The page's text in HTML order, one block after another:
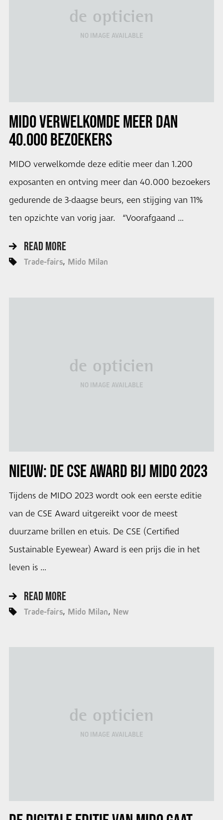
de opticien
NO IMAGE AVAILABLE
MIDO VERWELKOMDE MEER DAN
40.000 BEZOEKERS
MIDO verwelkomde deze editie meer dan 1.200
exposanten en ontving meer dan 40.000 bezoekers
gedurende de 3-daagse beurs, een stijging van 11%
ten opzichte van vorig jaar. “Voorafgaand …
READ MORE
Trade-fairs Mido Milan
de opticien
NO IMAGE AVAILABLE
NIEUW: DE CSE AWARD BIJ MIDO 2023
Tijdens de MIDO 2023 wordt ook een eerste editie
van de CSE Award uitgereikt voor de meest
duurzame brillen en etuis. De CSE (Certified
Sustainable Eyewear) Award is een prijs die in het
leven is …
READ MORE
Trade-fairs Mido Milan New
de opticien
NO IMAGE AVAILABLE